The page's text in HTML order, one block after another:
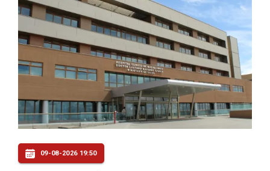
09-08-2026 19:50